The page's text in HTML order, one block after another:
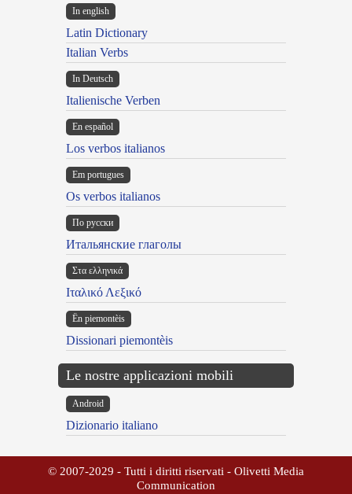
In english
Latin Dictionary
Italian Verbs
In Deutsch
Italienische Verben
En español
Los verbos italianos
Em portugues
Os verbos italianos
По русски
Итальянские глаголы
Στα ελληνικά
Ιταλικό Λεξικό
Ën piemontèis
Dissionari piemontèis
Le nostre applicazioni mobili
Android
Dizionario italiano
© 2007-2029 - Tutti i diritti riservati - Olivetti Media
Communication